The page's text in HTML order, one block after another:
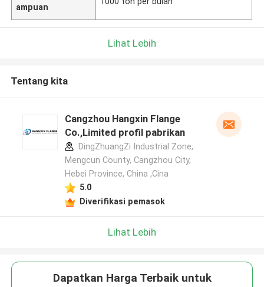
ampuan
Lihat Lebih
Tentang kita
Cangzhou Hangxin Flange
Co.,Limited profil pabrikan
DingZhuangZi Industrial Zone,
Mengcun County, Cangzhou City,
Hebei Province, China ,Cina
5.0
Diverifikasi pemasok
Lihat Lebih
Dapatkan Harga Terbaik untuk